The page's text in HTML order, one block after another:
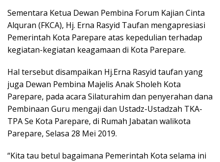
Sementara Ketua Dewan Pembina Forum Kajian Cinta
Alquran (FKCA), Hj. Erna Rasyid Taufan mengapresiasi
Pemerintah Kota Parepare atas kepedulian terhadap
kegiatan-kegiatan keagamaan di Kota Parepare.
Hal tersebut disampaikan Hj.Erna Rasyid taufan yang
juga Dewan Pembina Majelis Anak Sholeh Kota
Parepare, pada acara Silaturahim dan penyerahan dana
Pembinaan Guru mengaji dan Ustadz-Ustadzah TKA-
TPA Se Kota Parepare, di Rumah Jabatan walikota
Parepare, Selasa 28 Mei 2019.
“Kita tau betul bagaimana Pemerintah Kota selama ini